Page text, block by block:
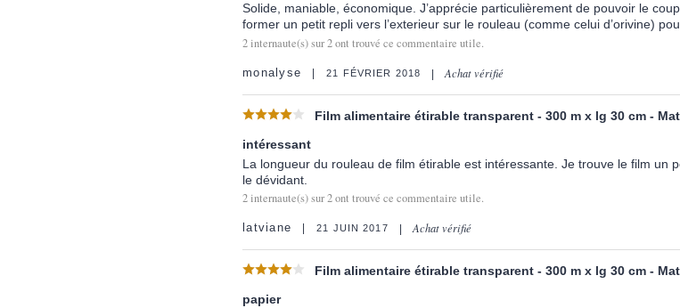
Solide, maniable, économique. J’apprécie particulièrement de pouvoir le
former un petit repli vers l’exterieur sur le rouleau (comme celui d’orivine)
2internaute(s) sur2ont trouvé ce commentaire utile.
monalyse 21 FÉVRIER 2018 Achat vérifié
Film alimentaire étirable transparent - 300 m x lg 30 cm -
intéressant
La longueur du rouleau de film étirable est intéressante. Je trouve le film un
le dévidant.
2internaute(s) sur2ont trouvé ce commentaire utile.
latviane 21 JUIN 2017 Achat vérifié
Film alimentaire étirable transparent - 300 m x lg 30 cm -
papier